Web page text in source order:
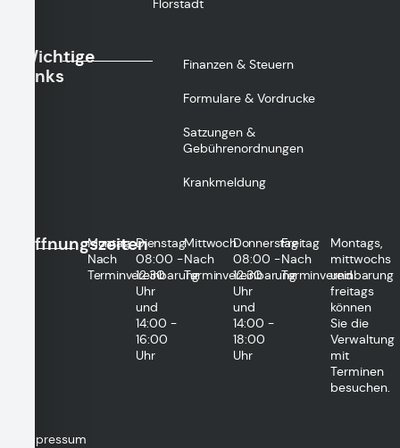
Wichtige
Links
Finanzen & Steuern
Formulare & Vordrucke
Satzungen &
Gebührenordnungen
Krankmeldung
Öffnungszeiten
Montag
Nach
Terminvereinbarung
Dienstag
08:00 -
12:30
Uhr
und
14:00 -
16:00
Uhr
Mittwoch
Nach
Terminvereinbarung
Donnerstag
08:00 -
12:30
Uhr
und
14:00 -
18:00
Uhr
Freitag
Nach
Terminvereinbarung
Montags,
mittwochs
und
freitags
können
Sie die
Verwaltung
mit
Terminen
besuchen.
Impressum